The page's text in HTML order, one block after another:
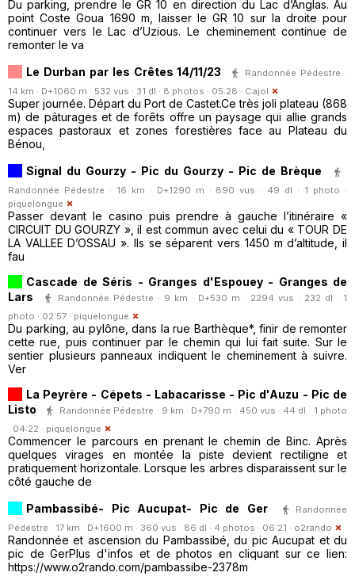
Du parking, prendre le GR 10 en direction du Lac d’Anglas. Au
point Coste Goua 1690 m, laisser le GR 10 sur la droite pour
continuer vers le Lac d’Uzious. Le cheminement continue de
remonter le va
Le Durban par les Crêtes 14/11/23
Randonnée Pédestre ·
14 km · D+1060 m · 532 vus · 31 dl · 8 photos · 05:28 · Cajol
Super journée. Départ du Port de Castet.Ce très joli plateau (868
m) de pâturages et de forêts offre un paysage qui allie grands
espaces pastoraux et zones forestières face au Plateau du
Bénou,
Signal du Gourzy - Pic du Gourzy - Pic de Brèque
Randonnée Pédestre · 16 km · D+1290 m · 890 vus · 49 dl · 1 photo ·
piquelongue
Passer devant le casino puis prendre à gauche l’itinéraire «
CIRCUIT DU GOURZY », il est commun avec celui du « TOUR DE
LA VALLEE D’OSSAU ». Ils se séparent vers 1450 m d’altitude, il
fau
Cascade de Séris - Granges d'Espouey - Granges de
Lars
Randonnée Pédestre · 9 km · D+530 m · 2294 vus · 232 dl · 1
photo · 02:57 · piquelongue
Du parking, au pylône, dans la rue Barthèque*, finir de remonter
cette rue, puis continuer par le chemin qui lui fait suite. Sur le
sentier plusieurs panneaux indiquent le cheminement à suivre.
Ver
La Peyrère - Cépets - Labacarisse - Pic d'Auzu - Pic de
Listo
Randonnée Pédestre · 9 km · D+790 m · 450 vus · 44 dl · 1 photo
· 04:22 · piquelongue
Commencer le parcours en prenant le chemin de Binc. Après
quelques virages en montée la piste devient rectiligne et
pratiquement horizontale. Lorsque les arbres disparaissent sur le
côté gauche de
Pambassibé- Pic Aucupat- Pic de Ger
Randonnée
Pédestre · 17 km · D+1600 m · 360 vus · 86 dl · 4 photos · 06:21 · o2rando
Randonnée et ascension du Pambassibé, du pic Aucupat et du
pic de GerPlus d'infos et de photos en cliquant sur ce lien:
https://www.o2rando.com/pambassibe-2378m